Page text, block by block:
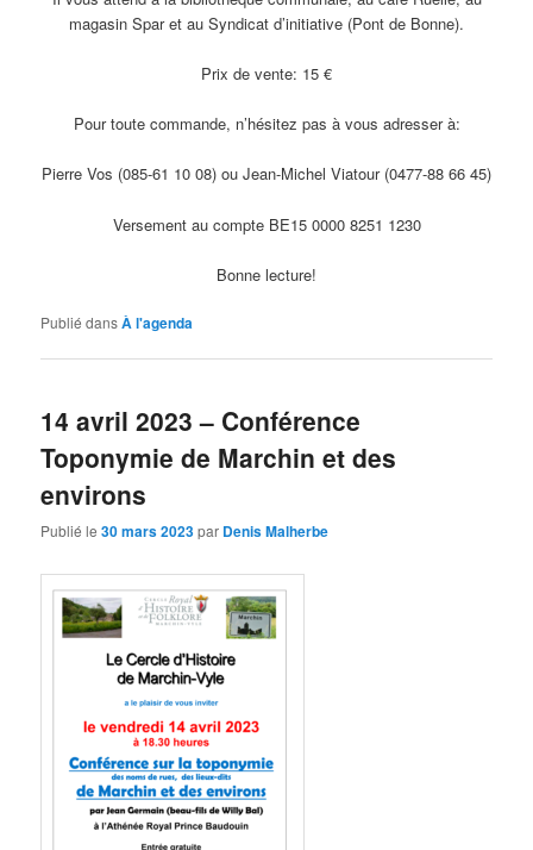
magasin Spar et au Syndicat d’initiative (Pont de Bonne).
Prix de vente: 15 €
Pour toute commande, n’hésitez pas à vous adresser à:
Pierre Vos (085-61 10 08) ou Jean-Michel Viatour (0477-88 66 45)
Versement au compte BE15 0000 8251 1230
Bonne lecture!
Publié dansÀ l'agenda
14 avril 2023 – Conférence
Toponymie de Marchin et des
environs
Publié le30 mars 2023par Denis Malherbe